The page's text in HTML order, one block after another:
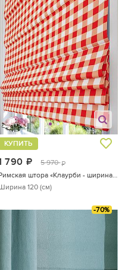
790 руб.
5 970 руб.
КУПИТЬ
Римская штора «Клаурби - ширина 120 см.»
120 (см)
-70%